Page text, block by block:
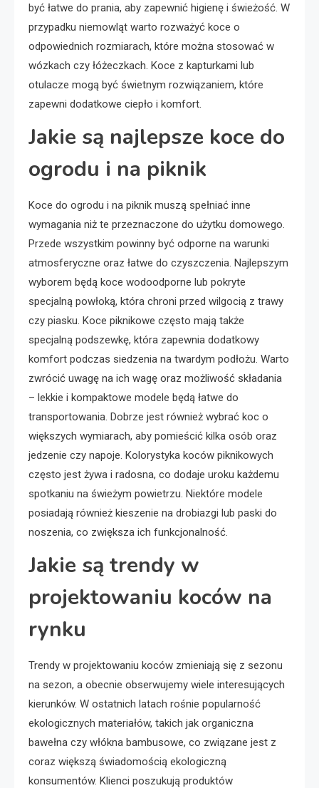
być łatwe do prania, aby zapewnić higienę i świeżość. W
przypadku niemowląt warto rozważyć koce o
odpowiednich rozmiarach, które można stosować w
wózkach czy łóżeczkach. Koce z kapturkami lub
otulacze mogą być świetnym rozwiązaniem, które
zapewni dodatkowe ciepło i komfort.
Jakie są najlepsze koce do
ogrodu i na piknik
Koce do ogrodu i na piknik muszą spełniać inne
wymagania niż te przeznaczone do użytku domowego.
Przede wszystkim powinny być odporne na warunki
atmosferyczne oraz łatwe do czyszczenia. Najlepszym
wyborem będą koce wodoodporne lub pokryte
specjalną powłoką, która chroni przed wilgocią z trawy
czy piasku. Koce piknikowe często mają także
specjalną podszewkę, która zapewnia dodatkowy
komfort podczas siedzenia na twardym podłożu. Warto
zwrócić uwagę na ich wagę oraz możliwość składania
– lekkie i kompaktowe modele będą łatwe do
transportowania. Dobrze jest również wybrać koc o
większych wymiarach, aby pomieścić kilka osób oraz
jedzenie czy napoje. Kolorystyka koców piknikowych
często jest żywa i radosna, co dodaje uroku każdemu
spotkaniu na świeżym powietrzu. Niektóre modele
posiadają również kieszenie na drobiazgi lub paski do
noszenia, co zwiększa ich funkcjonalność.
Jakie są trendy w
projektowaniu koców na
rynku
Trendy w projektowaniu koców zmieniają się z sezonu
na sezon, a obecnie obserwujemy wiele interesujących
kierunków. W ostatnich latach rośnie popularność
ekologicznych materiałów, takich jak organiczna
bawełna czy włókna bambusowe, co związane jest z
coraz większą świadomością ekologiczną
konsumentów. Klienci poszukują produktów